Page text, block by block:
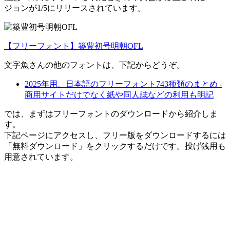
ジョンが1/5にリリースされています。
【フリーフォント】築豊初号明朝OFL
文字魚さんの他のフォントは、下記からどうぞ。
2025年用、日本語のフリーフォント743種類のまとめ -
商用サイトだけでなく紙や同人誌などの利用も明記
では、まずはフリーフォントのダウンロードから紹介しま
す。
下記ページにアクセスし、フリー版をダウンロードするには
「無料ダウンロード」をクリックするだけです。投げ銭用も
用意されています。